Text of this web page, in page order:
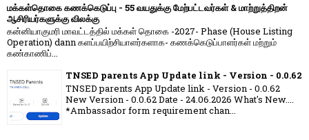
மக்கள்தொகை கணக்கெடுப்பு - 55 வயதுக்கு மேற்பட்டவர்கள் & மாற்றுத்திறன்
ஆசிரியர்களுக்கு விலக்கு
கன்னியாகுமரி மாவட்டத்தில் மக்கள் தொகை -2027- Phase (House Listing
Operation) dann களப்பயிற்சியாளர்களாக- கணக்கெடுப்பாளர்கள் மற்றும்
கண்காணிப்...
TNSED parents App Update link - Version - 0.0.62
TNSED parents App Update link - Version - 0.0.62
New Version - 0.0.62 Date - 24.06.2026 What's New....
*Ambassador form requirement chan...